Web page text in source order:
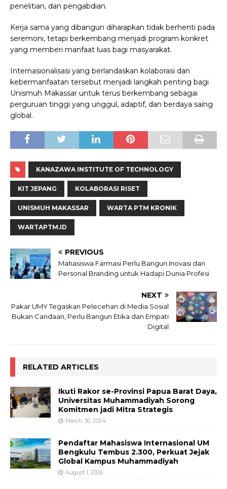
penelitian, dan pengabdian.
Kerja sama yang dibangun diharapkan tidak berhenti pada
seremoni, tetapi berkembang menjadi program konkret
yang memberi manfaat luas bagi masyarakat.
Internasionalisasi yang berlandaskan kolaborasi dan
kebermanfaatan tersebut menjadi langkah penting bagi
Unismuh Makassar untuk terus berkembang sebagai
perguruan tinggi yang unggul, adaptif, dan berdaya saing
global.
KANAZAWA INSTITUTE OF TECHNOLOGY
KIT JEPANG KOLABORASI RISET
UNISMUH MAKASSAR WARTA PTM KRONIK
WARTAPTM.ID
PREVIOUS
Mahasiswa Farmasi Perlu Bangun Inovasi dan
Personal Branding untuk Hadapi Dunia Profesi
NEXT
Pakar UMY Tegaskan Pelecehan di Media Sosial
Bukan Candaan, Perlu Bangun Etika dan Empati
Digital
RELATED ARTICLES
Ikuti Rakor se-Provinsi Papua Barat Daya,
Universitas Muhammadiyah Sorong
Komitmen jadi Mitra Strategis
March 30, 2024
Pendaftar Mahasiswa Internasional UM
Bengkulu Tembus 2.300, Perkuat Jejak
Global Kampus Muhammadiyah
August 1, 2026